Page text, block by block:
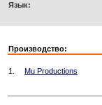
Язык:
Производство:
1. Mu Productions